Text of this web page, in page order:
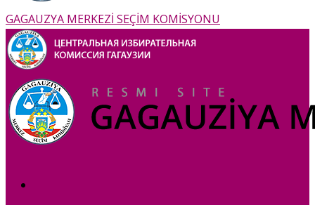
GAGAUZYA MERKEZİ SEÇİM KOMİSYONU